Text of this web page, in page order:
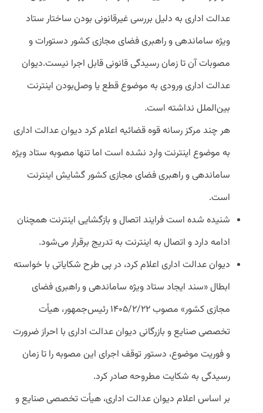
عدالت اداری به دلیل بررسی غیرقانونی بودن ساختار ستاد
ویژه ساماندهی و راهبری فضای مجازی کشور دستورات و
مصوبات آن تا زمان رسیدگی قانونی قابل اجرا نیست.دیوان
عدالت اداری ورودی به موضوع قطع یا وصل‌بودن اینترنت
بین‌الملل نداشته است.
هر چند مرکز رسانه قوه قضائیه اعلام کرد دیوان عدالت اداری
به موضوع اینترنت وارد نشده است اما تنها مصوبه ستاد ویژه
ساماندهی و راهبری فضای مجازی کشور گشایش اینترنت
است.
شنیده شده است فرایند اتصال و بازگشایی اینترنت همچنان
ادامه دارد و اتصال به اینترنت به تدریج برقرار می‌شود.
دیوان عدالت اداری اعلام کرد، در پی طرح شکایاتی با خواسته
ابطال «سند ایجاد ستاد ویژه ساماندهی و راهبری فضای
مجازی کشور» مصوب ۱۴۰۵/۲/۲۲ رئیس‌جمهور، هیأت
تخصصی صنایع و بازرگانی دیوان عدالت اداری با احراز ضرورت
و فوریت موضوع، دستور توقف اجرای این مصوبه را تا زمان
رسیدگی به شکایت مطروحه صادر کرد.
بر اساس اعلام دیوان عدالت اداری، هیأت تخصصی صنایع و